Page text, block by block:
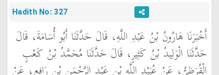
Hadith No: 327
أَخْبَرَنَا هَارُونُ بْنُ عَبْدِ اللَّهِ، قَالَ حَدَّثَنَا أَبُو أُسَامَةَ، قَالَ
حَدَّثَنَا الْوَلِيدُ بْنُ كَثِيرٍ، قَالَ حَدَّثَنَا مُحَمَّدُ بْنُ كَعْبٍ